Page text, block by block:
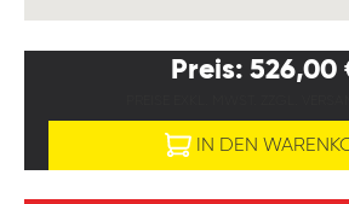
Preis: 526,00
IN DEN